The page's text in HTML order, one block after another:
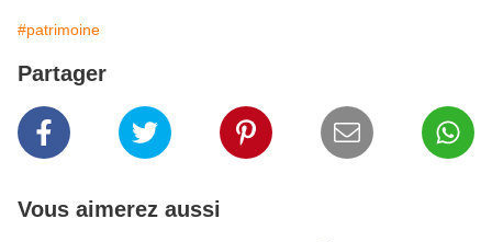
#patrimoine
Partager
Vous aimerez aussi